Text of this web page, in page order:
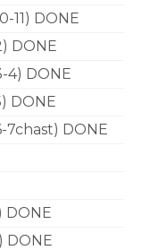
11) DONE
DONE
4) DONE
DONE
7chast) DONE
DONE
DONE